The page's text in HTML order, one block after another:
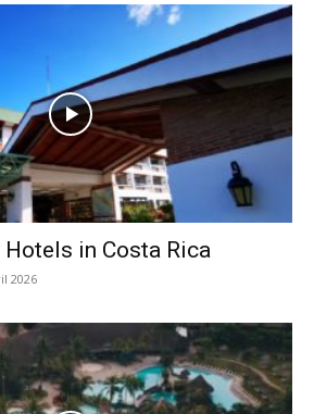
Aktuelle
Nachrichten
in Costa Rica
2026